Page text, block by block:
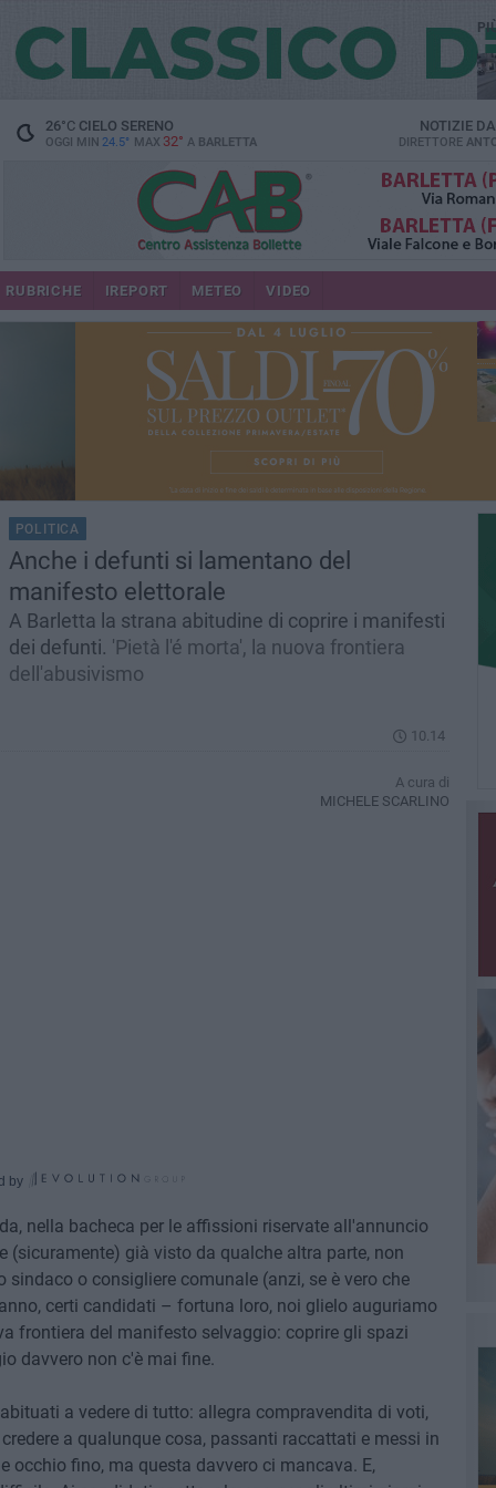
26°CCIELO SERENO
OGGI MIN 24.5° MAX 32° A BARLETTA
NOTIZIE
DIRETTORE
RUBRICHE IREPORT METEO VIDEO
POLITICA
Anche i defunti si lamentano del
manifesto elettorale
A Barletta la strana abitudine di coprire i manifesti
dei defunti. 'Pietà l'é morta', la nuova frontiera
dell'abusivismo
10.14
A cura di
MICHELE SCARLINO
by
nella bacheca per le affissioni riservate all'annuncio
(sicuramente) già visto da qualche altra parte, non
o consigliere comunale (anzi, se è vero che
certi candidati – fortuna loro, noi glielo auguriamo
frontiera del manifesto selvaggio: coprire gli spazi
davvero non c'è mai fine.
a vedere di tutto: allegra compravendita di voti,
a qualunque cosa, passanti raccattati e messi in
fino, ma questa davvero ci mancava. E,